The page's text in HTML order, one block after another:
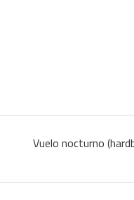
Vuelo nocturno